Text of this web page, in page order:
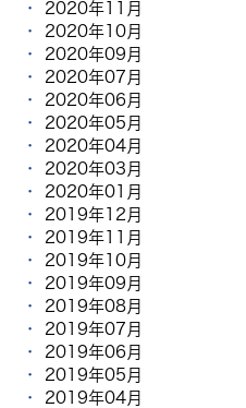
2020年11月
2020年10月
2020年09月
2020年07月
2020年06月
2020年05月
2020年04月
2020年03月
2020年01月
2019年12月
2019年11月
2019年10月
2019年09月
2019年08月
2019年07月
2019年06月
2019年05月
2019年04月